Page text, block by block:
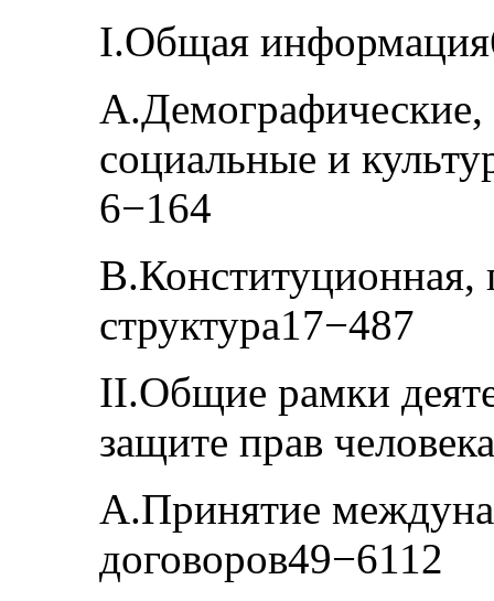
I.Общая
A.Демографические,
социальные и
6−164
B.Конституционная,
структура17−487
II.Общие рамки
защите прав
A.Принятие
договоров49−6112